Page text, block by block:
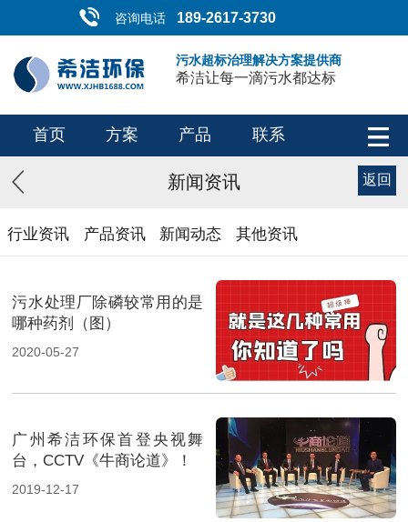
咨询电话 189-2617-3730
污水超标治理解决方案提供商
希洁让每一滴污水都达标
首页 方案 产品 联系
新闻资讯 返回
行业资讯 产品资讯 新闻动态 其他资讯
污水处理厂除磷较常用的是
哪种药剂（图）
2020-05-27
广州希洁环保首登央视舞
台，CCTV《牛商论道》！
2019-12-17